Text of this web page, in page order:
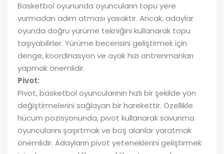
Basketbol oyununda oyuncuların topu yere
vurmadan adım atması yasaktır. Ancak, adaylar
oyunda doğru yürüme tekniğini kullanarak topu
taşıyabilirler. Yürüme becerisini geliştirmek için
denge, koordinasyon ve ayak hızı antrenmanları
yapmak önemlidir.
Pivot:
Pivot, basketbol oyuncularının hızlı bir şekilde yön
değiştirmelerini sağlayan bir harekettir. Özellikle
hücum pozisyonunda, pivot kullanarak savunma
oyuncularını şaşırtmak ve boş alanlar yaratmak
önemlidir. Adayların pivot yeteneklerini geliştirmek